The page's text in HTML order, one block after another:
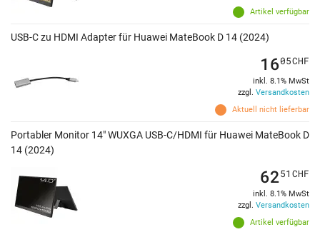
Artikel verfügbar
USB-C zu HDMI Adapter für Huawei MateBook D 14 (2024)
Aktuell nicht lieferbar
1605CHF
inkl. 8.1% MwSt
zzgl. Versandkosten
Portabler Monitor 14" WUXGA USB-C/HDMI für Huawei MateBook D
14 (2024)
Artikel verfügbar
6251 CHF
inkl. 8.1% MwSt
zzgl. Versandkosten